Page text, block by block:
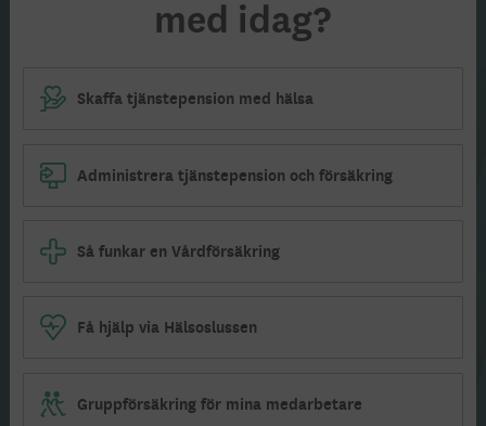
med idag?
Skaffa tjänstepension med hälsa
Administrera tjänstepension och försäkring
Så funkar en Vårdförsäkring
Få hjälp via Hälsoslussen
Gruppförsäkring för mina medarbetare